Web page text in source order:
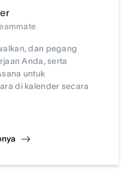
dan pegang
Anda, serta
untuk
di kalender secara